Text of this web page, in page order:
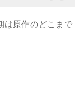
は原作のどこまで